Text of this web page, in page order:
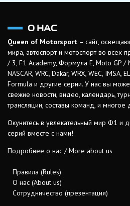
О НАС
Queen of Motorsport – сайт,
мира, автоспорт и мотоспорт во всех
/ 3, F1 Academy, Формула Е, Moto GP /
NASCAR, WRC, Dakar, WRX, WEC, IMSA,
Formula и другие серии. У нас вы
свежие новости, видео, календарь,
трансляции, составы команд, и многое
Окунитесь в увлекательный мир Ф1 и
серий вместе с нами!
Подробнее о нас / More about us
Правила (Rules)
О нас (About us)
Сотрудничество (презентация)